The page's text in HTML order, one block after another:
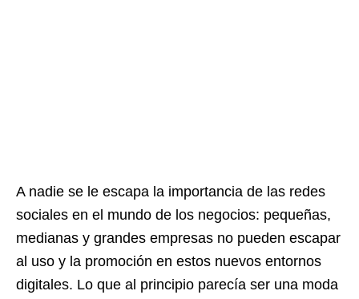
A nadie se le escapa la importancia de las redes
sociales en el mundo de los negocios: pequeñas,
medianas y grandes empresas no pueden escapar
al uso y la promoción en estos nuevos entornos
digitales. Lo que al principio parecía ser una moda